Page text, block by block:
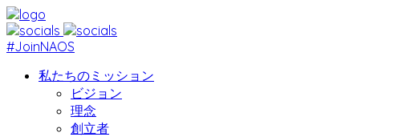
#JoinNAOS
私たちのミッション
ビジョン
理念
創立者